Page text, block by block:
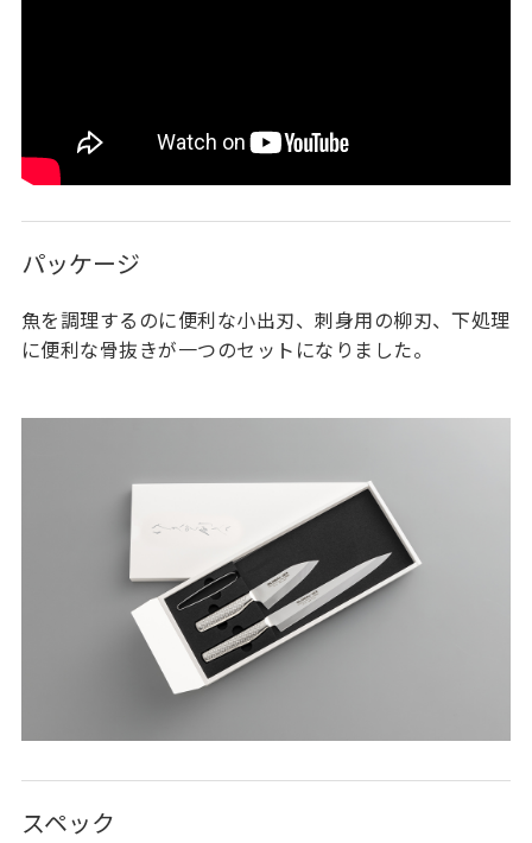
パッケージ
魚を調理するのに便利な小出刃、刺身用の柳刃、下処理
に便利な骨抜きが一つのセットになりました。
スペック